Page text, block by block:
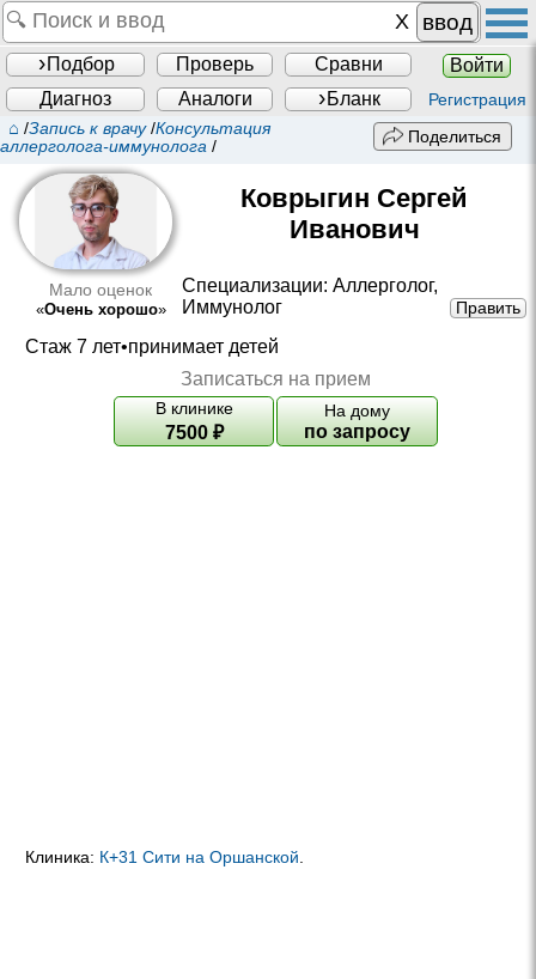
ввод
Подбор Проверь Сравни
Войти
Диагноз
Аналоги Бланк Регистрация
⌂ /Запись к врачу/Консультация
аллерголога-иммунолога /
Поделиться
Мало оценок
«Очень хорошо»
Коврыгин Сергей
Иванович
Специализации: Аллерголог,
Иммунолог
Править
Стаж 7 лет•принимает детей
Записаться на прием
В клинике
7500 ₽
На дому
по запросу
Клиника: К+31 Сити на Оршанской.